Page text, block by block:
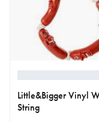
Little&Bigger Vinyl
String